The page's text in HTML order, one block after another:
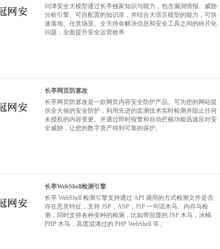
问津安全大模型通过长亭独家知识与能力，包含漏洞情报、威胁
分析引擎、可自配置的知识库，并结合大语言模型的能力，可快
速落地、任意场景、全天待命解决信息和安全工具之间的碎片化
问题，全面提升安全运营效率
长亭网页防篡改
长亭网页防篡改是一款网页内容安全防护产品。可为您的网站提
供全天候的安全防护，利用先进的监测技术实时检测并阻止任何
未授权的内容变更。并通过即时报警和自动拦截功能迅速应对安
全威胁，让您的数字资产得到可靠的保护。
长亭WebShell检测引擎
长亭 WebShell 检测引擎支持通过 API 调用的方式检测文件是否
存在恶意特征，支持 JSP，ASP，JSP 一句话木马、内存马检
测，同时支持各种变种的检测，比如带回显的 JSP 木马，冰蝎
PHP 木马，高度混淆过的 PHP WebShell 等。